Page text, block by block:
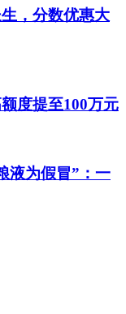
，分数优惠大
度提至100万元
液为假冒”：一